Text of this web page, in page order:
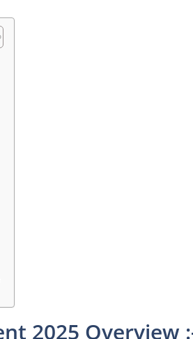
2025 Overview